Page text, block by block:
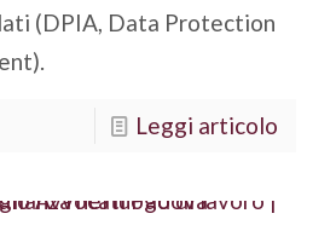
(DPIA, Data Protection
Leggi articolo